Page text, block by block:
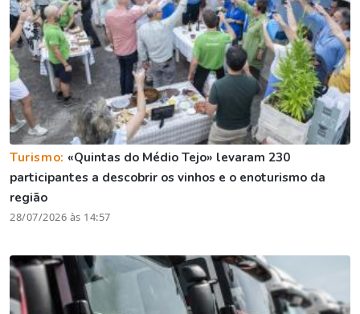
Turismo: «Quintas do Médio Tejo» levaram 230
participantes a descobrir os vinhos e o enoturismo da
região
28/07/2026 às 14:57